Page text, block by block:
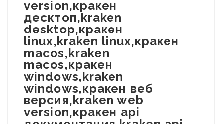
version,кракен
десктоп,kraken
desktop,кракен
linux,kraken linux,кракен
macos,kraken
macos,кракен
windows,kraken
windows,кракен веб
версия,kraken web
version,кракен api